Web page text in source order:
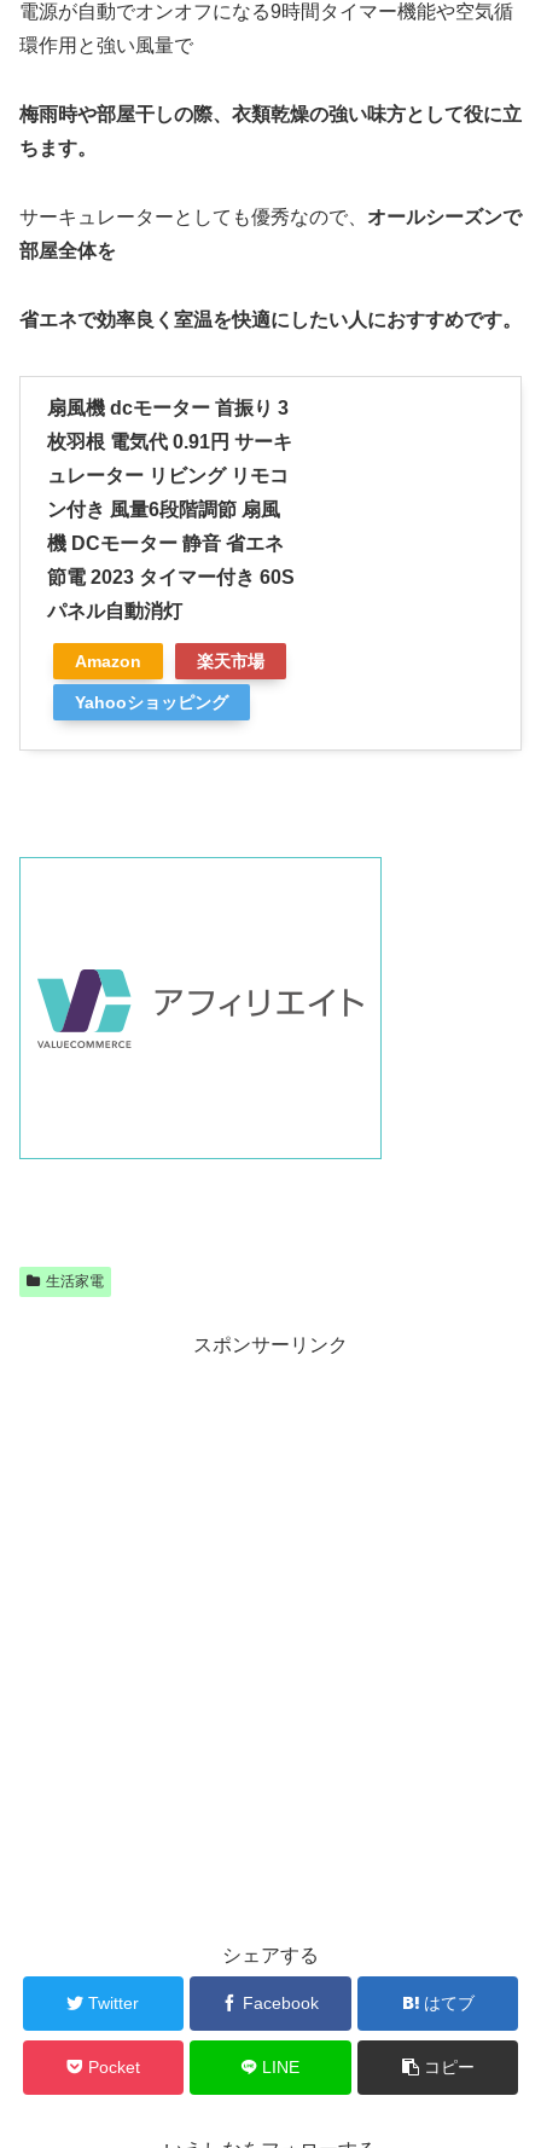
電源が自動でオンオフになる9時間タイマー機能や空気循
環作用と強い風量で
梅雨時や部屋干しの際、衣類乾燥の強い味方として役に立
ちます。
サーキュレーターとしても優秀なので、 オールシーズンで
部屋全体を
省エネで効率良く室温を快適にしたい人におすすめです。
扇風機 dcモーター 首振り 3
枚羽根 電気代 0.91円 サーキ
ュレーター リビング リモコ
ン付き 風量6段階調節 扇風
機 DCモーター 静音 省エネ
節電 2023 タイマー付き 60S
パネル自動消灯
Amazon 楽天市場
Yahooショッピング
生活家電
スポンサーリンク
シェアする
Twitter Facebook はてブ
Pocket LINE コピー